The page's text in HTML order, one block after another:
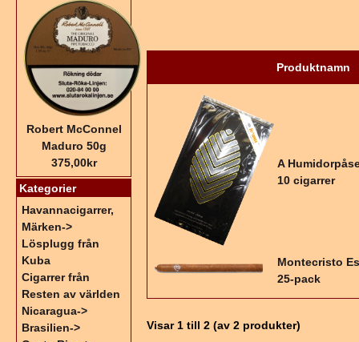
Produktnamn
A
10 cigarrer
Montecristo
25-pack
Visar1 till2 (av2 produkter)
Robert McConnel
Maduro 50g
375,00kr
Kategorier
Havannacigarrer,
Märken->
Lösplugg från
Kuba
Cigarrer från
Resten av världen
Nicaragua->
Brasilien->